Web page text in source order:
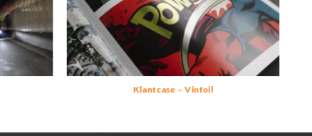
Klantcase – Vinfoil